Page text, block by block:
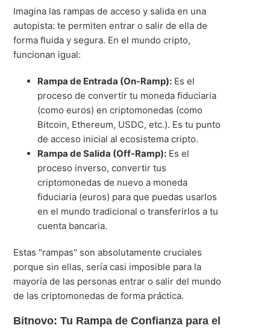
Imagina las rampas de acceso y salida en una
autopista: te permiten entrar o salir de ella de
forma fluida y segura. En el mundo cripto,
funcionan igual:
Rampa de Entrada (On-Ramp): Es el
proceso de convertir tu moneda fiduciaria
(como euros) en criptomonedas (como
Bitcoin, Ethereum, USDC, etc.). Es tu punto
de acceso inicial al ecosistema cripto.
Rampa de Salida (Off-Ramp): Es el
proceso inverso, convertir tus
criptomonedas de nuevo a moneda
fiduciaria (euros) para que puedas usarlos
en el mundo tradicional o transferirlos a tu
cuenta bancaria.
Estas "rampas" son absolutamente cruciales
porque sin ellas, sería casi imposible para la
mayoría de las personas entrar o salir del mundo
de las criptomonedas de forma práctica.
Bitnovo: Tu Rampa de Confianza para el